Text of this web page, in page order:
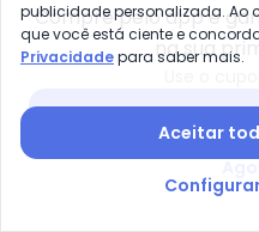
-28%
Compre pelo app e
na sua
publicidade personalizada. Ao
que você está ciente e
Privacidadepara saber mais.
Aceitar